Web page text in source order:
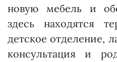
новую мебель и
здесь находятся
детское отделение,
консультация и